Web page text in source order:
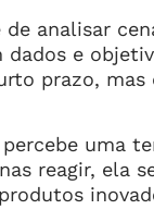
analisar
e
prazo,
uma
reagir, ela